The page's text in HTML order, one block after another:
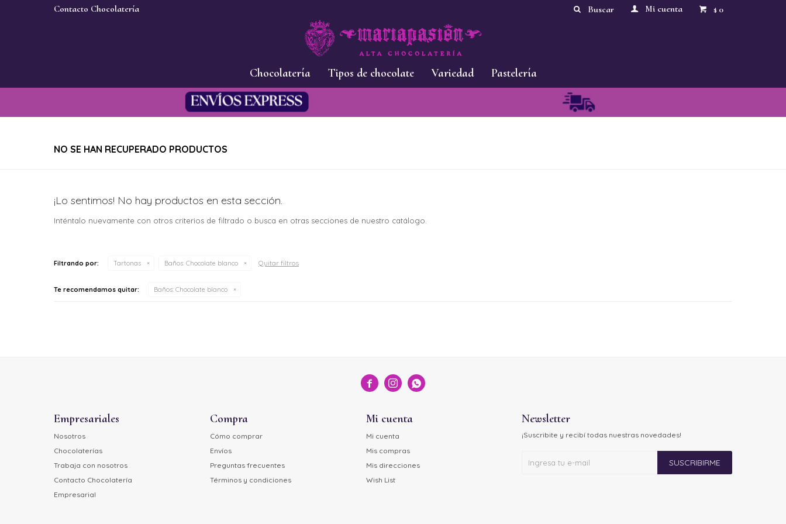
Chocolatería Tipos de chocolate Variedad Pastelería
$ 0
Contacto Chocolatería
NO SE HAN RECUPERADO PRODUCTOS
¡Lo sentimos! No hay productos en esta sección.
Inténtalo nuevamente con otros criterios de filtrado o busca en otras secciones de nuestro catálogo.
Filtrando por: Tartonas Baños: Chocolate blanco Quitar filtros
Te recomendamos quitar: Baños: Chocolate blanco
  
Empresariales
Nosotros
Chocolaterías
Trabaja con nosotros
Contacto Chocolatería
Empresarial
Compra
Cómo comprar
Envíos
Preguntas frecuentes
Términos y condiciones
Mi cuenta
Mi cuenta
Mis compras
Mis direcciones
Wish List
Newsletter
¡Suscribite y recibí todas nuestras novedades!
SUSCRIBIRME